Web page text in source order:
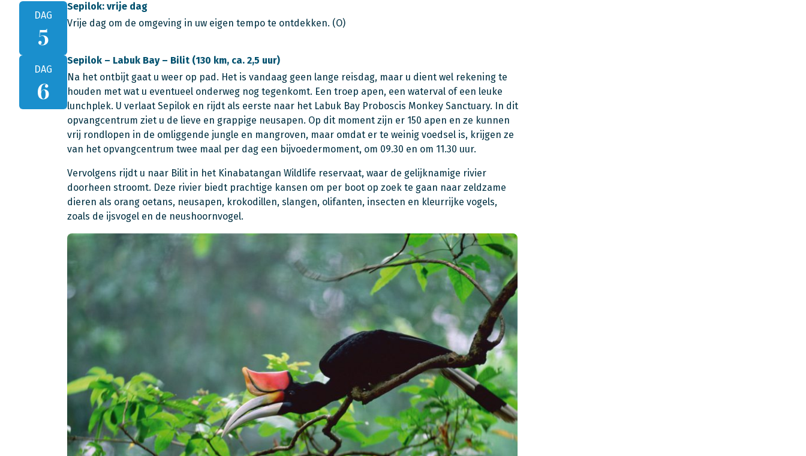
DAG
5
Sepilok: vrije dag
Vrije dag om de omgeving in uw eigen tempo te ontdekken. (O)
DAG
6
Sepilok – Labuk Bay – Bilit (130 km, ca. 2,5 uur)
Na het ontbijt gaat u weer op pad. Het is vandaag geen lange reisdag, maar u dient wel rekening te
houden met wat u eventueel onderweg nog tegenkomt. Een troep apen, een waterval of een leuke
lunchplek. U verlaat Sepilok en rijdt als eerste naar het Labuk Bay Proboscis Monkey Sanctuary. In dit
opvangcentrum ziet u de lieve en grappige neusapen. Op dit moment zijn er 150 apen en ze kunnen
vrij rondlopen in de omliggende jungle en mangroven, maar omdat er te weinig voedsel is, krijgen ze
van het opvangcentrum twee maal per dag een bijvoedermoment, om 09.30 en om 11.30 uur.
Vervolgens rijdt u naar Bilit in het Kinabatangan Wildlife reservaat, waar de gelijknamige rivier
doorheen stroomt. Deze rivier biedt prachtige kansen om per boot op zoek te gaan naar zeldzame
dieren als orang oetans, neusapen, krokodillen, slangen, olifanten, insecten en kleurrijke vogels,
zoals de ijsvogel en de neushoornvogel.